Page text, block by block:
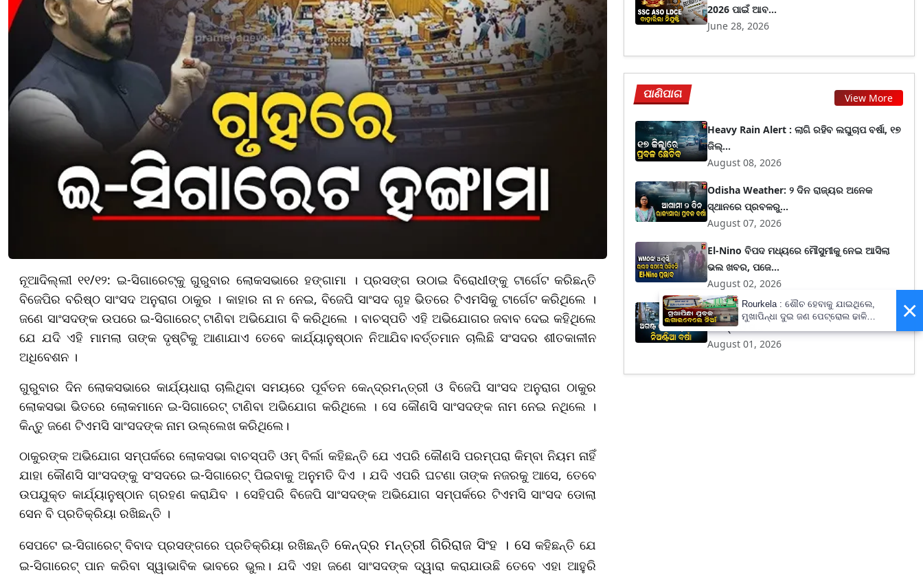
ନୂଆଦିଲ୍ଲୀ ୧୧/୧୨: ଇ-ସିଗାରେଟ୍କୁ ଗୁରୁବାର ଲୋକସଭାରେ ହଙ୍ଗାମା । ପ୍ରସଙ୍ଗ ଉଠାଇ ବିରୋଧୀଙ୍କୁ ଟାର୍ଗେଟ କରିଛନ୍ତି
ବିଜେପିର ବରିଷ୍ଠ ସାଂସଦ ଅନୁରାଗ ଠାକୁର । କାହାର ନା ନ ନେଇ, ବିଜେପି ସାଂସଦ ଗୃହ ଭିତରେ ଟିଏମସିକୁ ଟାର୍ଗେଟ କରିଥିଲେ ।
ଜଣେ ସାଂସଦଙ୍କ ଉପରେ ଇ-ସିଗାରେଟ୍ ଟାଣିବା ଅଭିଯୋଗ ବି କରିଥିଲେ । ବାଚସ୍ପତି ଏହି ଅଭିଯୋଗର ଜବାବ ଦେଇ କହିଥିଲେ
ଯେ ଯଦି ଏହି ମାମଲା ତାଙ୍କ ଦୃଷ୍ଟିକୁ ଆଣାଯାଏ ତେବେ କାର୍ଯ୍ୟାନୁଷ୍ଠାନ ନିଆଯିବ।ବର୍ତ୍ତମାନ ଚାଲିଛି ସଂସଦର ଶୀତକାଳୀନ
ଅଧିବେଶନ ।
ଗୁରୁବାର ଦିନ ଲୋକସଭାରେ କାର୍ଯ୍ୟଧାରା ଚାଲିଥିବା ସମୟରେ ପୂର୍ବତନ କେନ୍ଦ୍ରମନ୍ତ୍ରୀ ଓ ବିଜେପି ସାଂସଦ ଅନୁରାଗ ଠାକୁର
ଲୋକସଭା ଭିତରେ ଲୋକମାନେ ଇ-ସିଗାରେଟ୍ ଟାଣିବା ଅଭିଯୋଗ କରିଥିଲେ । ସେ କୌଣସି ସାଂସଦଙ୍କ ନାମ ନେଇ ନଥିଲେ ।
କିନ୍ତୁ ଜଣେ ଟିଏମସି ସାଂସଦଙ୍କ ନାମ ଉଲ୍ଲେଖ କରିଥିଲେ।
ଠାକୁରଙ୍କ ଅଭିଯୋଗ ସମ୍ପର୍କରେ ଲୋକସଭା ବାଚସ୍ପତି ଓମ୍ ବିର୍ଲା କହିଛନ୍ତି ଯେ ଏପରି କୌଣସି ପରମ୍ପରା କିମ୍ବା ନିୟମ ନାହିଁ
ଯାହା କୌଣସି ସାଂସଦଙ୍କୁ ସଂସଦରେ ଇ-ସିଗାରେଟ୍ ପିଇବାକୁ ଅନୁମତି ଦିଏ । ଯଦି ଏପରି ଘଟଣା ତାଙ୍କ ନଜରକୁ ଆସେ, ତେବେ
ଉପଯୁକ୍ତ କାର୍ଯ୍ୟାନୁଷ୍ଠାନ ଗ୍ରହଣ କରାଯିବ । ସେହିପରି ବିଜେପି ସାଂସଦଙ୍କ ଅଭିଯୋଗ ସମ୍ପର୍କରେ ଟିଏମସି ସାଂସଦ ଡୋଲା
ସେନ ବି ପ୍ରତିକ୍ରିୟା ରଖିଛନ୍ତି ।
ସେପଟେ ଇ-ସିଗାରେଟ୍ ବିବାଦ ପ୍ରସଙ୍ଗରେ ପ୍ରତିକ୍ରିୟା ରଖିଛନ୍ତିକେନ୍ଦ୍ର ମନ୍ତ୍ରୀ ଗିରିରାଜ ସିଂହ । ସେକହିଛନ୍ତି ଯେ
ଇ-ସିଗାରେଟ୍ ପାନ କରିବା ସ୍ୱାଭାବିକ ଭାବରେ ଭୁଲ। ଯଦି ଏହା ଜଣେ ସାଂସଦଙ୍କ ଦ୍ୱାରା କରାଯାଉଛି ତେବେ ଏହା ଆହୁରି
2026 ପାଇଁ ଆବ...
June 28, 2026
ପାଣିପାଗ View More
Heavy Rain Alert : ଲାଗି ରହିବ ଲଘୁଚାପ ବର୍ଷା, ୧୭
ଜିଲ୍...
August 08, 2026
Odisha Weather: ୨ ଦିନ ରାଜ୍ୟର ଅନେକ
ସ୍ଥାନରେ ପ୍ରବଳରୁ...
August 07, 2026
El-Nino ବିପଦ ମଧ୍ୟରେ ମୌସୁମୀକୁ ନେଇ ଆସିଲା
ଭଲ ଖବର, ପଜେ...
August 02, 2026
Weather Forecast : ଜୁଲାଇ ନିର୍ଧୁମ ଢାଳିଲା,
ଅଗଷ୍ଟ ଓ ସ...
August 01, 2026
×
Rourkela : ଶୌଚ ହେବାକୁ ଯାଇଥିଲେ,
ମୁଖାପିନ୍ଧା ଦୁଇ ଜଣ ପେଟ୍ରୋଲ ଢାଳି
ଲଗାଇଦେଲେ ନିଆଁ